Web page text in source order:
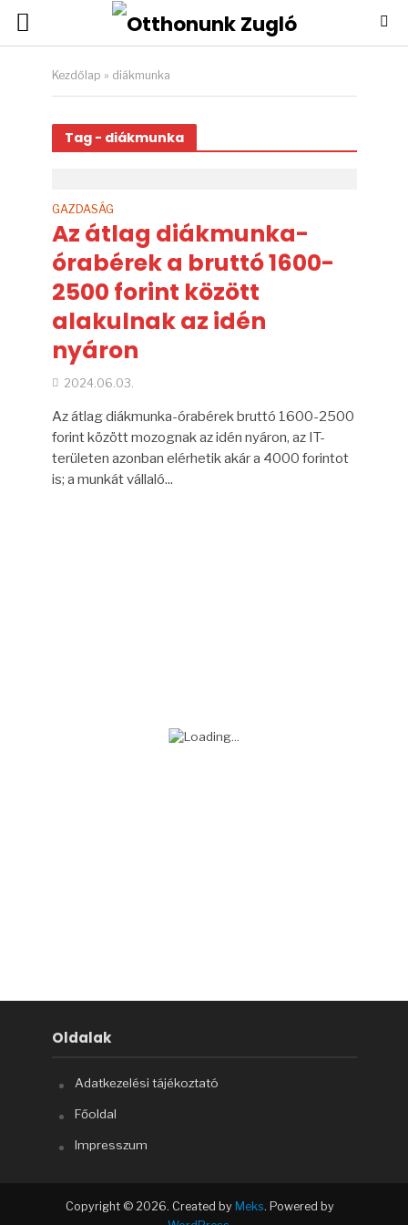
Kezdőlap » diákmunka
Tag - diákmunka
GAZDASÁG
Az átlag diákmunka-
órabérek a bruttó 1600-
2500 forint között
alakulnak az idén
nyáron
2024.06.03.
Az átlag diákmunka-órabérek bruttó 1600-2500
forint között mozognak az idén nyáron, az IT-
területen azonban elérhetik akár a 4000 forintot
is; a munkát vállaló...
Oldalak
Adatkezelési tájékoztató
Főoldal
Impresszum
Copyright © 2026. Created by Meks. Powered by